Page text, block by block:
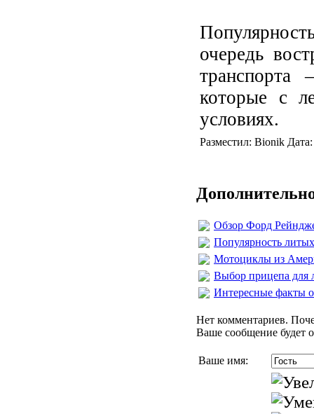
очередь
транспорта
которые с
условиях.
Разместил: Bionik
Обзор Форд
Популярность
Мотоциклы из
Выбор прицепа для
Интересные факты
Нет комментариев.
Ваше сообщение будет
Ваше имя: